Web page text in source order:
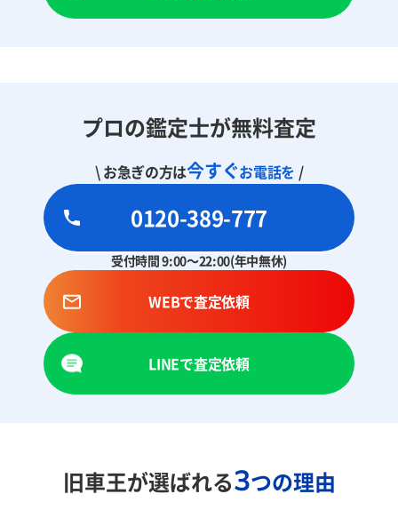
プロの鑑定士が無料査定
\ お急ぎの方は今すぐお電話を /
0120-389-777
受付時間 9:00～22:00(年中無休)
WEBで査定依頼
LINEで査定依頼
旧車王が選ばれる3つの理由